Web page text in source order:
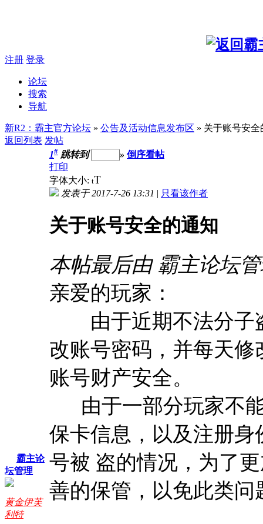
注册 登录
论坛
搜索
导航
新R2：霸主官方论坛 » 公告及活动信息发布区 » 关于账号安全
返回列表 发帖
霸主论
坛管理
黄金伊芙
利特
1# 跳转到 » 倒序看帖
打印
字体大小: tT
发表于 2017-7-26 13:31 | 只看该作者
关于账号安全的通知
本帖最后由 霸主论坛
亲爱的玩家：
由于近期不法分子
改账号密码，并每天
账号财产安全。
由于一部分玩家不能
保卡信息，以及注册
号被 盗的情况，为了
善的保管，以免此类问